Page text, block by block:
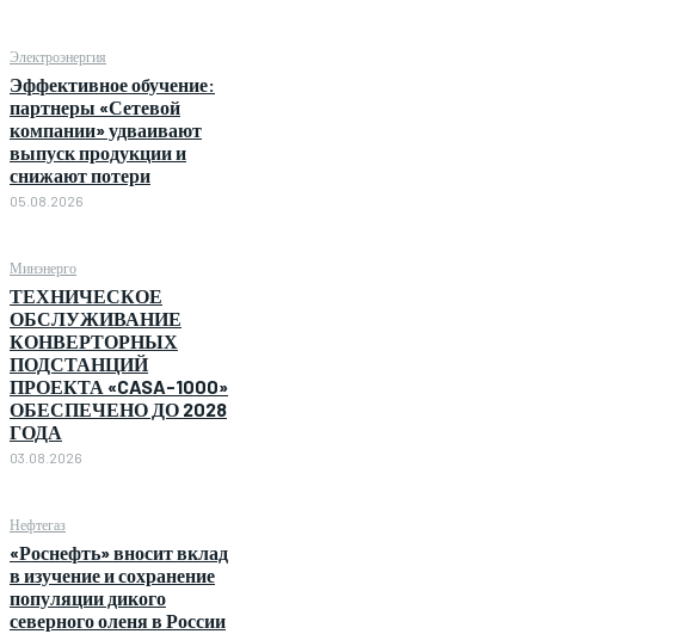
Электроэнергия
Эффективное обучение:
партнеры «Сетевой
компании» удваивают
выпуск продукции и
снижают потери
05.08.2026
Минэнерго
ТЕХНИЧЕСКОЕ
ОБСЛУЖИВАНИЕ
КОНВЕРТОРНЫХ
ПОДСТАНЦИЙ
ПРОЕКТА «CASA-1000»
ОБЕСПЕЧЕНО ДО 2028
ГОДА
03.08.2026
Нефтегаз
«Роснефть» вносит вклад
в изучение и сохранение
популяции дикого
северного оленя в России